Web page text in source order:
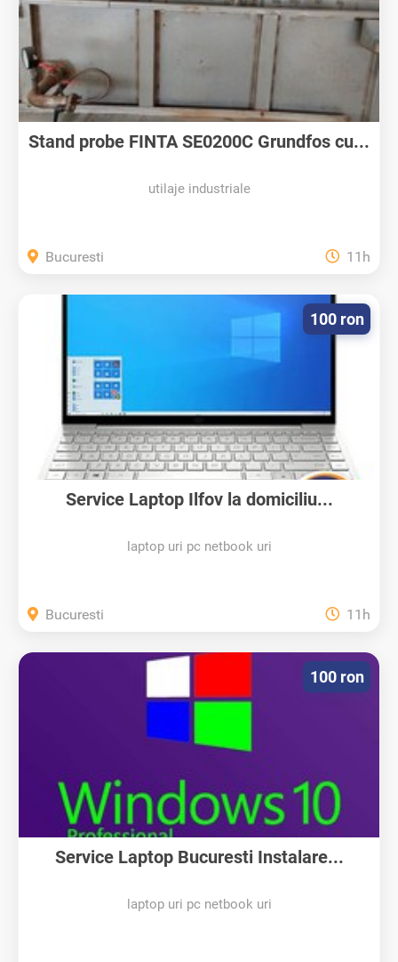
Stand probe FINTA SE0200C Grundfos cu...
utilaje industriale
Bucuresti 11h
Service Laptop Ilfov la domiciliu...
laptop uri pc netbook uri
100 ron
Bucuresti 11h
Service Laptop Bucuresti Instalare...
laptop uri pc netbook uri
100 ron